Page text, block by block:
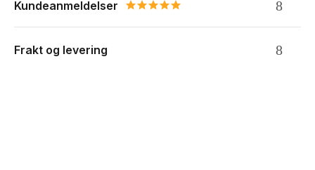
Kundeanmeldelser 5.0 star rating
Frakt og levering